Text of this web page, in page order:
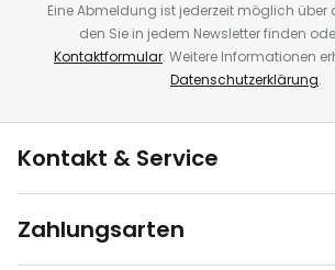
Eine Abmeldung ist jederzeit möglich über
den Sie in jedem Newsletter finden
Kontaktformular. Weitere Informationen
Datenschutzerklärung.
Kontakt & Service
Zahlungsarten